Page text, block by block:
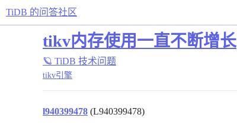
TiDB 的问答社区
tikv内存使用一直不断增长
🪐 TiDB 技术问题
tikv引擎
l940399478 (L940399478)